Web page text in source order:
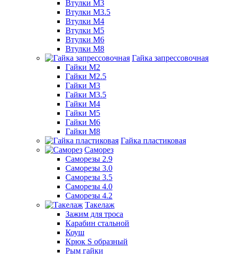
Втулки М3
Втулки М3.5
Втулки М4
Втулки М5
Втулки М6
Втулки М8
Гайка запрессовочная
Гайки М2
Гайки М2.5
Гайки М3
Гайки М3.5
Гайки М4
Гайки М5
Гайки М6
Гайки М8
Гайка пластиковая
Саморез
Саморезы 2.9
Саморезы 3.0
Саморезы 3.5
Саморезы 4.0
Саморезы 4.2
Такелаж
Зажим для троса
Карабин стальной
Коуш
Крюк S образный
Рым гайки